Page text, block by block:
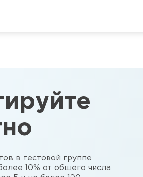
в тестовой группе
10% от общего числа